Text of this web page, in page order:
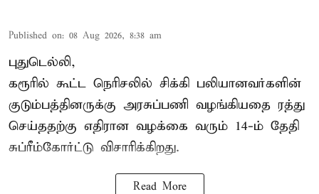
Published on: 08 Aug 2026, 8:38 am
புதுடெல்லி,
கரூரில் கூட்ட நெரிசலில் சிக்கி பலியானவர்களின்
குடும்பத்தினருக்கு அரசுப்பணி வழங்கியதை ரத்து
செய்ததற்கு எதிரான வழக்கை வரும் 14-ம் தேதி
சுப்ரீம்கோர்ட்டு விசாரிக்கிறது.
Read More